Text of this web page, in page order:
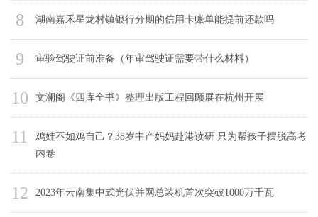
8 湖南嘉禾星龙村镇银行分期的信用卡账单能提前还款吗
9 审验驾驶证前准备（年审驾驶证需要带什么材料）
10 文澜阁《四库全书》整理出版工程回顾展在杭州开展
11
鸡娃不如鸡自己？38岁中产妈妈赴港读研 只为帮孩子摆脱高考
内卷
12 2023年云南集中式光伏并网总装机首次突破1000万千瓦